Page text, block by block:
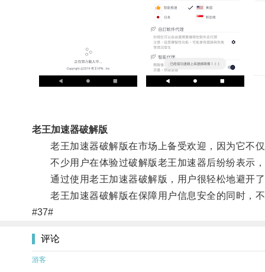
老王加速器破解版
老王加速器破解版在市场上备受欢迎，因为它不仅
不少用户在体验过破解版老王加速器后纷纷表示，
通过使用老王加速器破解版，用户很轻松地避开
老王加速器破解版在保障用户信息安全的同时，
#37#
评论
游客